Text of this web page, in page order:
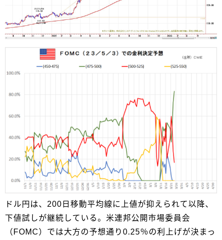
ドル円は、200日移動平均線に上値が抑えられて以降、
下値試しが継続している。米連邦公開市場委員会
（FOMC）では大方の予想通り0.25％の利上げが決まっ